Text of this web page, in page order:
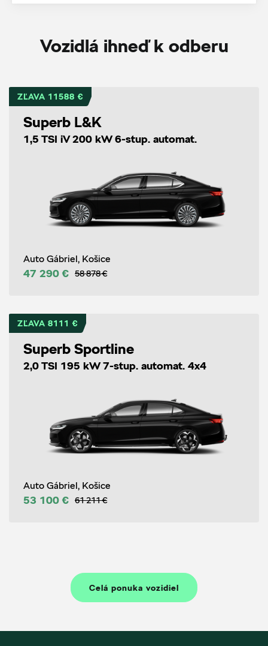
Vozidlá ihneď k odberu
ZĽAVA 11588 €
Superb L&K
1,5 TSI iV 200 kW 6-stup. automat.
Auto Gábriel, Košice
47 290 € 58 878 €
ZĽAVA 8111 €
Superb Sportline
2,0 TSI 195 kW 7-stup. automat. 4x4
Auto Gábriel, Košice
53 100 € 61 211 €
Celá ponuka vozidiel